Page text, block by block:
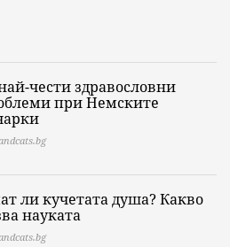
чести здравословни
при Немските
ли кучетата душа? Какво
науката